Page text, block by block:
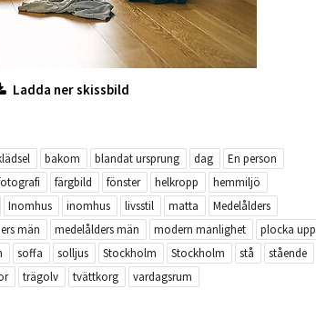
Ladda ner skissbild
bakom blandat ursprung dag
En person
färgbild fönster helkropp
hemmiljö
Inomhus inomhus livsstil matta
Medelålders
män medelålders män modern manlighet
plocka upp
soffa solljus Stockholm Stockholm stå
stående
trägolv tvättkorg vardagsrum